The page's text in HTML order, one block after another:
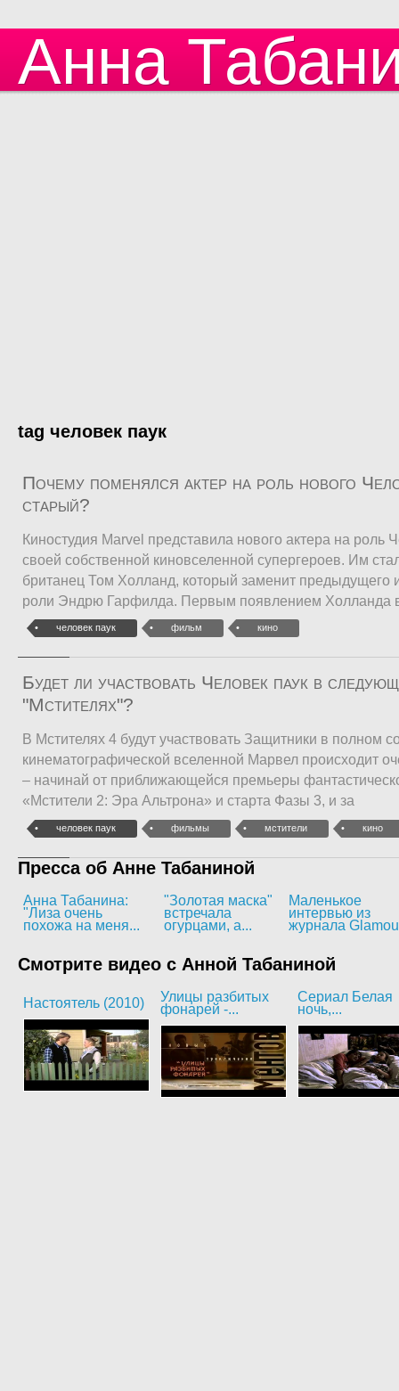
Анна
tag человек паук
Почему поменялся актер на роль нового
старый?
Киностудия Marvel представила нового актера на роль
своей собственной киновселенной супергероев. Им
британец Том Холланд, который заменит предыдущего
роли Эндрю Гарфилда. Первым появлением Холланда
человек паук фильм кино
Будет ли участвовать Человек паук в
"Мстителях"?
В Мстителях 4 будут участвовать Защитники в полном
кинематографической вселенной Марвел происходит
– начинай от приближающейся премьеры
«Мстители 2: Эра Альтрона» и старта Фазы 3, и за
человек паук фильмы мстители кино
Пресса об Анне Табаниной
Анна Табанина:
"Лиза очень
похожа на меня...
"Золотая маска"
встречала
огурцами, а...
Маленькое
интервью из
журнала
Смотрите видео с Анной Табаниной
Настоятель (2010)
Улицы разбитых
фонарей -...
Сериал Белая
ночь,...